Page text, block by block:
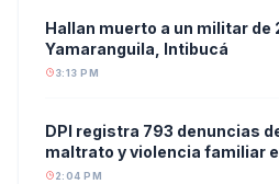
Hallan muerto a un militar de
Yamaranguila, Intibucá
3:13 PM
DPI registra 793 denuncias
maltrato y violencia familiar
2:04 PM